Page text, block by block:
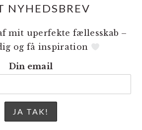
NYHEDSBREV
mit uperfekte fællesskab –
og få inspiration
Din email